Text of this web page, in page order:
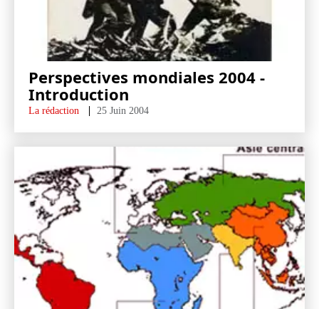
Perspectives mondiales 2004 -
Introduction
La rédaction 25 Juin 2004